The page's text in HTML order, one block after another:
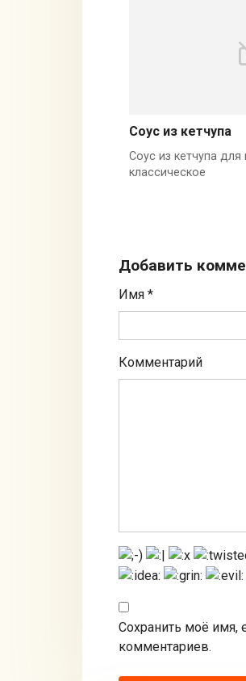
Соус из кетчупа
Соус из кетчупа
классическое
Добавить
Имя *
Комментарий
Сохранить моё имя,
комментариев.